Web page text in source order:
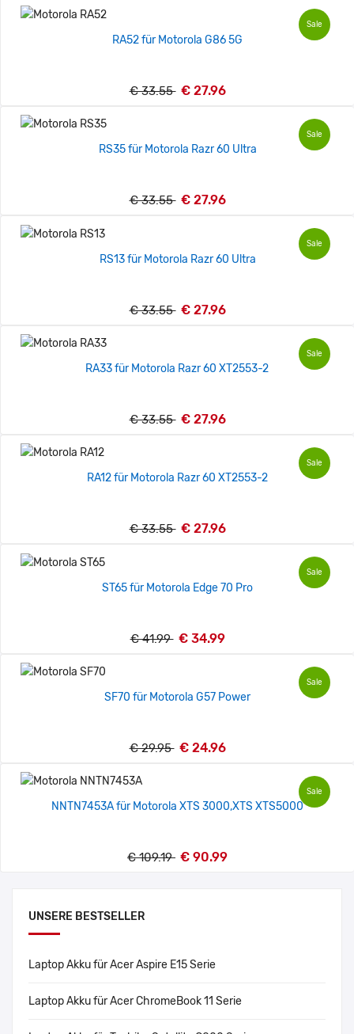
UNSERE BESTSELLER
Laptop Akku für Acer Aspire E15 Serie
Laptop Akku für Acer ChromeBook 11 Serie
Sale
RA52 für Motorola G86 5G
€ 33.55 € 27.96
Sale
RS35 für Motorola Razr 60 Ultra
€ 33.55 € 27.96
Sale
RS13 für Motorola Razr 60 Ultra
€ 33.55 € 27.96
Sale
RA33 für Motorola Razr 60 XT2553-2
€ 33.55 € 27.96
Sale
RA12 für Motorola Razr 60 XT2553-2
€ 33.55 € 27.96
Sale
ST65 für Motorola Edge 70 Pro
€ 41.99 € 34.99
Sale
SF70 für Motorola G57 Power
€ 29.95 € 24.96
Sale
NNTN7453A für Motorola XTS 3000,XTS XTS5000
€ 109.19 € 90.99